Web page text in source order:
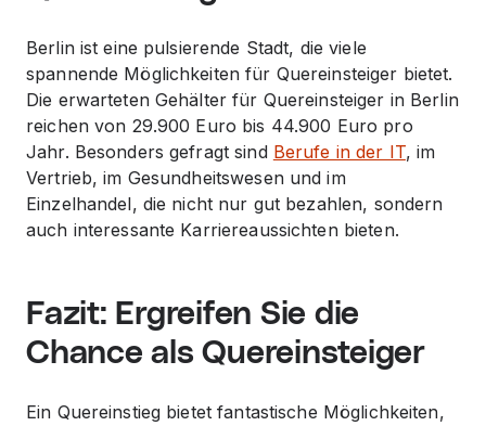
Berlin ist eine pulsierende Stadt, die viele
spannende Möglichkeiten für Quereinsteiger bietet.
Die erwarteten Gehälter für Quereinsteiger in Berlin
reichen von 29.900 Euro bis 44.900 Euro pro
Jahr. Besonders gefragt sind Berufe in der IT, im
Vertrieb, im Gesundheitswesen und im
Einzelhandel, die nicht nur gut bezahlen, sondern
auch interessante Karriereaussichten bieten.
Fazit: Ergreifen Sie die
Chance als Quereinsteiger
Ein Quereinstieg bietet fantastische Möglichkeiten,